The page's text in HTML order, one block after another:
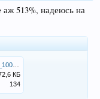
аж 513%, надеюсь на
КБ
134